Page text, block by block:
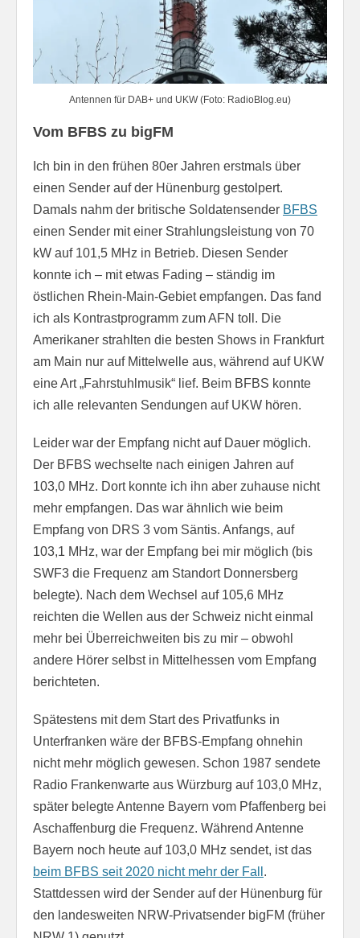
Antennen für DAB+ und UKW (Foto: RadioBlog.eu)
Vom BFBS zu bigFM
Ich bin in den frühen 80er Jahren erstmals über
einen Sender auf der Hünenburg gestolpert.
Damals nahm der britische Soldatensender BFBS
einen Sender mit einer Strahlungsleistung von 70
kW auf 101,5 MHz in Betrieb. Diesen Sender
konnte ich – mit etwas Fading – ständig im
östlichen Rhein-Main-Gebiet empfangen. Das fand
ich als Kontrastprogramm zum AFN toll. Die
Amerikaner strahlten die besten Shows in Frankfurt
am Main nur auf Mittelwelle aus, während auf UKW
eine Art „Fahrstuhlmusik“ lief. Beim BFBS konnte
ich alle relevanten Sendungen auf UKW hören.
Leider war der Empfang nicht auf Dauer möglich.
Der BFBS wechselte nach einigen Jahren auf
103,0 MHz. Dort konnte ich ihn aber zuhause nicht
mehr empfangen. Das war ähnlich wie beim
Empfang von DRS 3 vom Säntis. Anfangs, auf
103,1 MHz, war der Empfang bei mir möglich (bis
SWF3 die Frequenz am Standort Donnersberg
belegte). Nach dem Wechsel auf 105,6 MHz
reichten die Wellen aus der Schweiz nicht einmal
mehr bei Überreichweiten bis zu mir – obwohl
andere Hörer selbst in Mittelhessen vom Empfang
berichteten.
Spätestens mit dem Start des Privatfunks in
Unterfranken wäre der BFBS-Empfang ohnehin
nicht mehr möglich gewesen. Schon 1987 sendete
Radio Frankenwarte aus Würzburg auf 103,0 MHz,
später belegte Antenne Bayern vom Pfaffenberg bei
Aschaffenburg die Frequenz. Während Antenne
Bayern noch heute auf 103,0 MHz sendet, ist das
beim BFBS seit 2020 nicht mehr der Fall .
Stattdessen wird der Sender auf der Hünenburg für
den landesweiten NRW-Privatsender bigFM (früher